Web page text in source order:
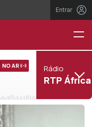
Entrar
NO AR Rádio
RTP África